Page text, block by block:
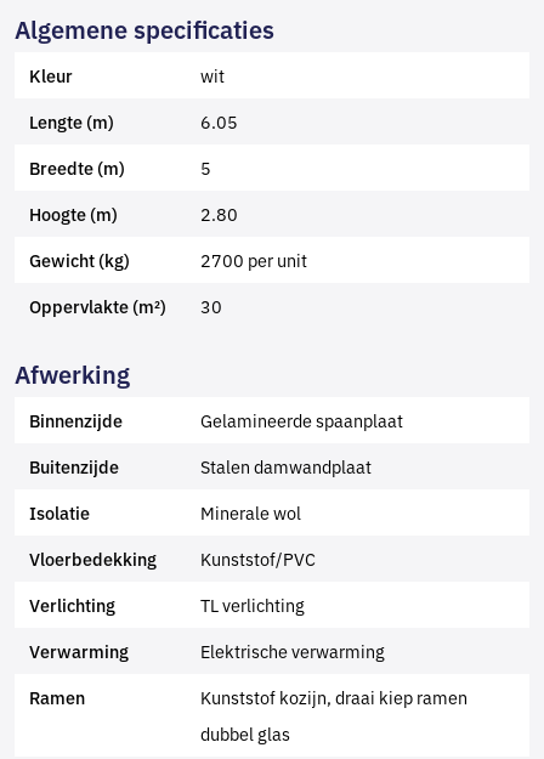
Algemene specificaties
Kleur wit
Lengte (m) 6.05
Breedte (m) 5
Hoogte (m) 2.80
Gewicht (kg) 2700 per unit
Oppervlakte (m²) 30
Afwerking
Binnenzijde Gelamineerde spaanplaat
Buitenzijde Stalen damwandplaat
Isolatie Minerale wol
Vloerbedekking Kunststof/PVC
Verlichting TL verlichting
Verwarming Elektrische verwarming
Ramen
Kunststof kozijn, draai kiep ramen
dubbel glas